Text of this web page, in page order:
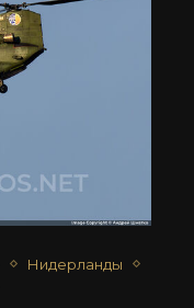
Нидерланды